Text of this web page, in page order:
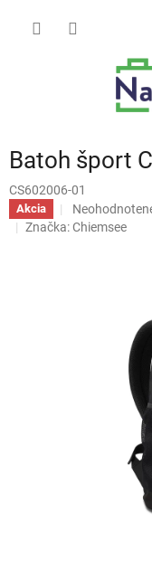
Batoh šport
CS602006-01
Akcia
Priemerné
hodnotenie
Značka:Chiemsee